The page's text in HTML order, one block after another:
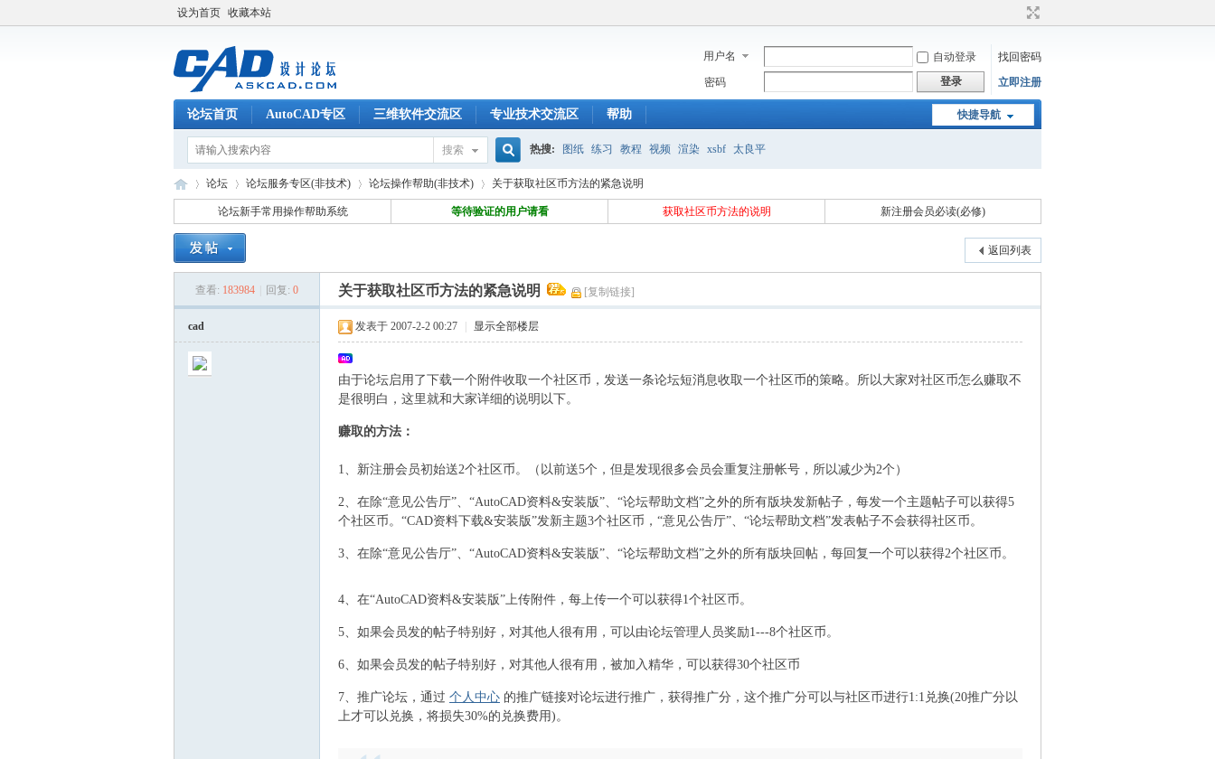
设为首页 收藏本站
用户名 自动登录
找回密码
密码
登录 立即注册
快捷导航
论坛首页 AutoCAD专区 三维软件交流区 专业技术交流区 帮助
搜索
搜
热搜: 图纸 练习 教程 视频 渲染 xsbf 太良平
C »
论坛
›
论坛服务专区(非技术) 论坛操作帮助(非技术) 关于获取社区币方法的紧急说明
论坛新手常用操作帮助系统 等待验证的用户请看 获取社区币方法的说明 新注册会员必读(必修)
返回列表
查看: 183984 回复: 0 关于获取社区币方法的紧急说明 [复制链接]
cad 发表于 2007-2-2 00:27 显示全部楼层
由于论坛启用了下载一个附件收取一个社区币，发送一条论坛短消息收取一个社区币的策略。所以大家对社区币怎么赚取不
是很明白，这里就和大家详细的说明以下。
赚取的方法：
1、新注册会员初始送2个社区币。（以前送5个，但是发现很多会员会重复注册帐号，所以减少为2个）
2、在除“意见公告厅”、“AutoCAD资料&安装版”、“论坛帮助文档”之外的所有版块发新帖子，每发一个主题帖子可以获得5
个社区币。“CAD资料下载&安装版”发新主题3个社区币，“意见公告厅”、“论坛帮助文档”发表帖子不会获得社区币。
3、在除“意见公告厅”、“AutoCAD资料&安装版”、“论坛帮助文档”之外的所有版块回帖，每回复一个可以获得2个社区币。
4、在“AutoCAD资料&安装版”上传附件，每上传一个可以获得1个社区币。
5、如果会员发的帖子特别好，对其他人很有用，可以由论坛管理人员奖励1---8个社区币。
6、如果会员发的帖子特别好，对其他人很有用，被加入精华，可以获得30个社区币
7、推广论坛，通过 个人中心 的推广链接对论坛进行推广，获得推广分，这个推广分可以与社区币进行1:1兑换(20推广分以
上才可以兑换，将损失30%的兑换费用)。